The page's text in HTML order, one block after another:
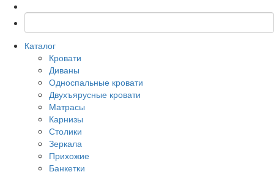
Каталог
Кровати
Диваны
Односпальные кровати
Двухъярусные кровати
Матрасы
Карнизы
Столики
Зеркала
Прихожие
Банкетки